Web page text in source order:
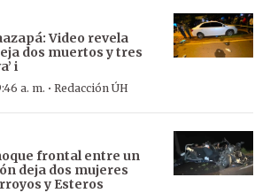
Video revela
dos muertos y tres
i
a. m. · Redacción ÚH
frontal entre un
deja dos mujeres
y Esteros